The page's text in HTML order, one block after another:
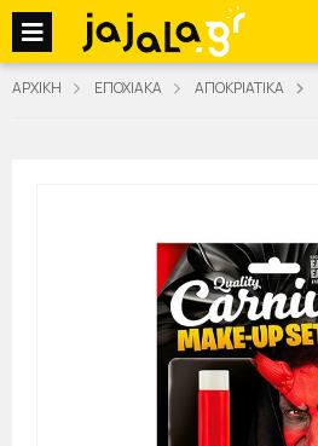
jajala Menu
ΑΡΧΙΚΗ ΕΠΟΧΙΑΚΑ ΑΠΟΚΡΙΑΤΙΚΑ